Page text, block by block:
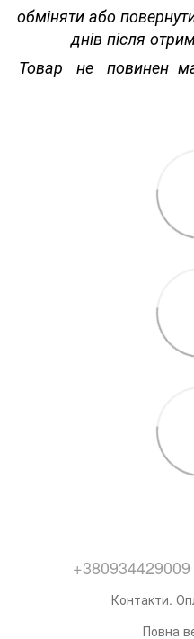
обміняти або
днів після
Товар не повинен
+380934429009
Контакти.
Повна